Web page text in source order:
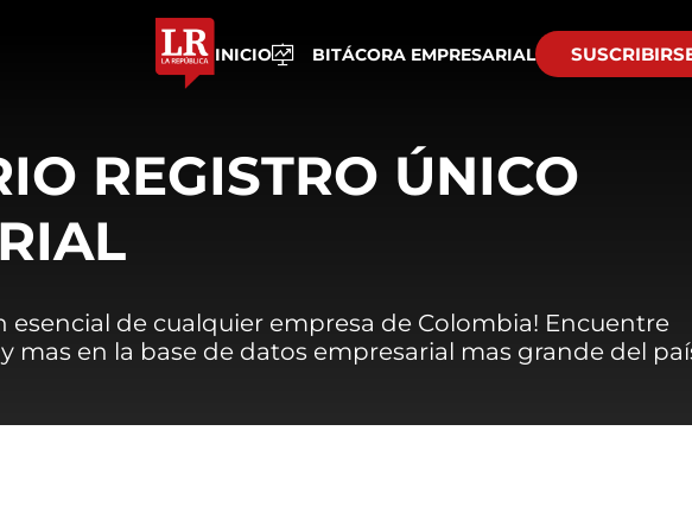
INICIO BITÁCORA EMPRESARIAL
REGISTRO ÚNICO
esencial de cualquier empresa de Colombia! Encuentre
mas en la base de datos empresarial mas grande del